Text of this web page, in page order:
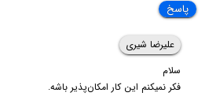
پاسخ
علیرضا شیری
سلام
فکر نمیکنم این کار امکان‌پذیر باشه.